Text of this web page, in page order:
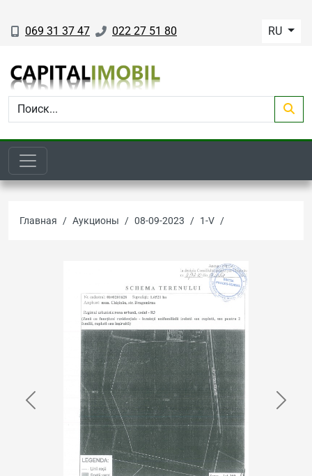
069 31 37 47 022 27 51 80 RU
Главная Аукционы 08-09-2023 1-V
Previous Next